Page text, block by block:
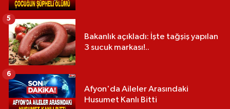
Bakanlık açıkladı: İşte tağşiş yapılan
3 sucuk markası!..
5
Afyon'da Aileler Arasındaki
Husumet Kanlı Bitti
6